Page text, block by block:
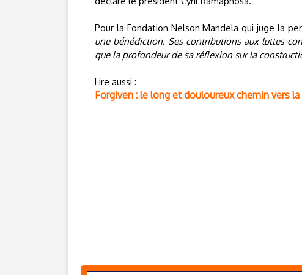
Pour la Fondation Nelson Mandela qui juge la
une bénédiction. Ses contributions aux luttes
que la profondeur de sa réflexion sur la
Lire aussi :
Forgiven : le long et douloureux chemin vers